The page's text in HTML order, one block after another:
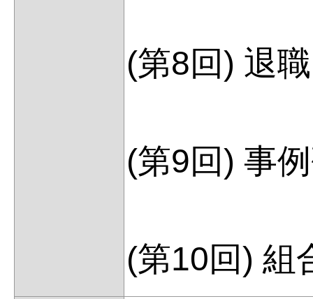
(第8回) 退
(第9回) 事
(第10回) 組